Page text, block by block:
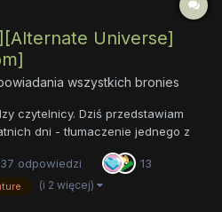
Universe]
wszystkich bronies
czytelnicy. Dziś przedstawiam
dni - tłumaczenie jednego z
rozdziały postaram się wydawać
odpowiedzi 13
(i 2 więcej)